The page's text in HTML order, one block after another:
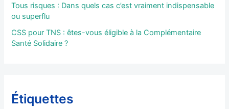
Tous risques : Dans quels cas c’est vraiment indispensable
ou superflu
CSS pour TNS : êtes-vous éligible à la Complémentaire
Santé Solidaire ?
Étiquettes